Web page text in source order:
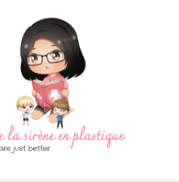
derrière la
plastique